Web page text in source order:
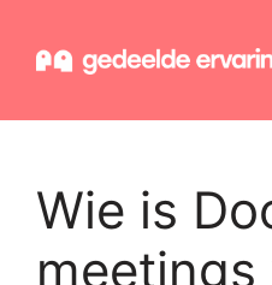
naar
Wie is
meetings